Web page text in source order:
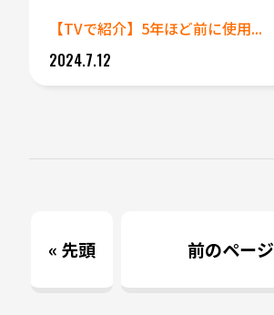
【TVで紹介】5年ほど前に使用...
2024.7.12
« 先頭 前のページ